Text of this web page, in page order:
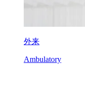
外来
Ambulatory